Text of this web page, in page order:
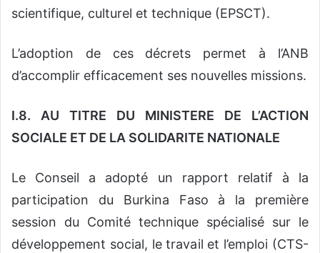
scientifique, culturel et technique (EPSCT).
L’adoption de ces décrets permet à l’ANB
d’accomplir efficacement ses nouvelles missions.
I.8. AU TITRE DU MINISTERE DE L’ACTION
SOCIALE ET DE LA SOLIDARITE NATIONALE
Le Conseil a adopté un rapport relatif à la
participation du Burkina Faso à la première
session du Comité technique spécialisé sur le
développement social, le travail et l’emploi (CTS-